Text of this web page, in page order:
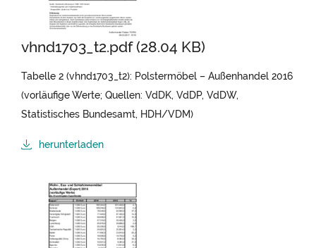
vhnd1703_t2.pdf (28.04 KB)
Tabelle 2 (vhnd1703_t2): Polstermöbel – Außenhandel 2016
(vorläufige Werte; Quellen: VdDK, VdDP, VdDW,
Statistisches Bundesamt, HDH/VDM)
herunterladen